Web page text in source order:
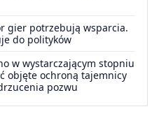
gier potrzebują wsparcia.
do polityków
w wystarczającym stopniu
objęte ochroną tajemnicy
pozwu